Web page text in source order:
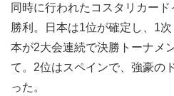
同時に行われたコスタリカー
勝利。日本は1位が確定し、1
本が2大会連続で決勝トーナメ
て。2位はスペインで、強豪の
った。